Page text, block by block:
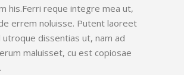
his.Ferri reque integre mea ut,
errem noluisse. Putent laoreet
utroque dissentias ut, nam ad
maluisset, cu est copiosae